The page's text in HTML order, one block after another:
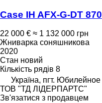
Case IH AFX-G-DT 870
22 000 € ≈ 1 132 000 грн
Жниварка соняшникова
2020
Стан новий
Кількість рядів 8
Україна, пгт. Юбилейное
ТОВ "ТД ЛІДЕРПАРТС"
Зв'язатися з продавцем